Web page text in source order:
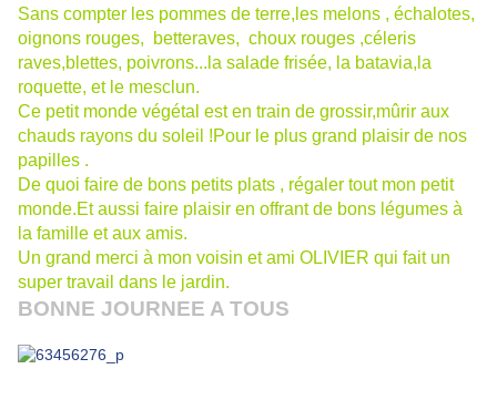
Sans compter les pommes de terre,les melons , échalotes,
oignons rouges, betteraves, choux rouges ,céleris
raves,blettes, poivrons...la salade frisée, la batavia,la
roquette, et le mesclun.
Ce petit monde végétal est en train de grossir,mûrir aux
chauds rayons du soleil !Pour le plus grand plaisir de nos
papilles .
De quoi faire de bons petits plats , régaler tout mon petit
monde.Et aussi faire plaisir en offrant de bons légumes à
la famille et aux amis.
Un grand merci à mon voisin et ami OLIVIER qui fait un
super travail dans le jardin.
BONNE JOURNEE A TOUS